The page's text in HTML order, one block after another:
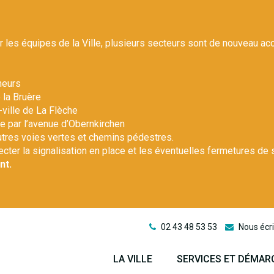
équipes de la Ville, plusieurs secteurs sont de nouveau
Bruère
de La Flèche
l’avenue d’Obernkirchen
voies vertes et chemins pédestres.
la signalisation en place et les éventuelles fermetures de
02 43 48 53 53 Nous
LA VILLE SERVICES ET